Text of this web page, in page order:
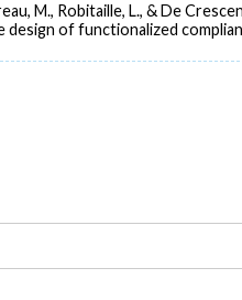
M., Robitaille, L., & De
of functionalized